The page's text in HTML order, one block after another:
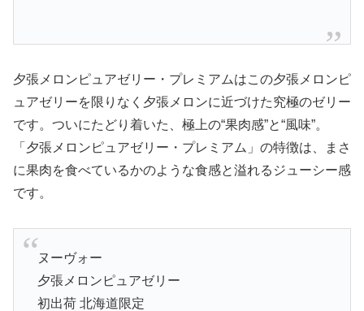
夕張メロンピュアゼリー・プレミアムはこの夕張メロンピ
ュアゼリーを限りなく夕張メロンに近づけた究極のゼリー
です。ついにたどり着いた、極上の“果肉感”と“風味”。
「夕張メロンピュアゼリー・プレミアム」の特徴は、まさ
に果肉を食べているかのような食感と溢れるジューシー感
です。
ヌーヴォー
夕張メロンピュアゼリー
初出荷 北海道限定